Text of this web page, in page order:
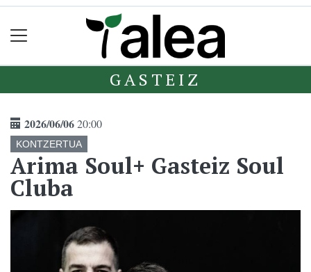
GASTEIZ
2026/06/0620:00
KONTZERTUA
Arima Soul+ Gasteiz Soul
Cluba